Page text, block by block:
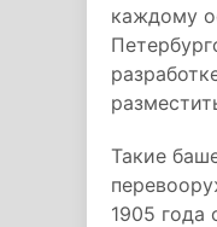
каждому
Такие
1905 года